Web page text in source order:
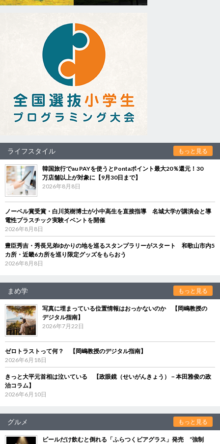
ライフスタイル もっと見る
韓国旅行でau PAYを使うとPontaポイント最大20％還元！30
万店舗以上が対象に【9月30日まで】
2026年8月8日
ノーベル賞受賞・白川英樹博士が小中高生を直接指導 名城大学が講演会と導
電性プラスチック実験イベントを開催
2026年8月8日
豊臣秀吉・秀長兄弟ゆかりの地を巡るスタンプラリーがスタート 和歌山市内5
カ所・近畿6カ所を巡り限定グッズをもらおう
2026年8月8日
まめ学 もっと見る
写真に埋まっている位置情報はおっかないのか 【岡嶋教授の
デジタル指南】
2026年7月22日
ゼロトラストって何？ 【岡嶋教授のデジタル指南】
2026年6月18日
きっと大平元首相は泣いている 【政眼鏡（せいがんきょう）－本田雅俊の政
治コラム】
2026年6月10日
グルメ もっと見る
ビールだけ飲むと倒れる「ふらつくビアグラス」発売 “強制